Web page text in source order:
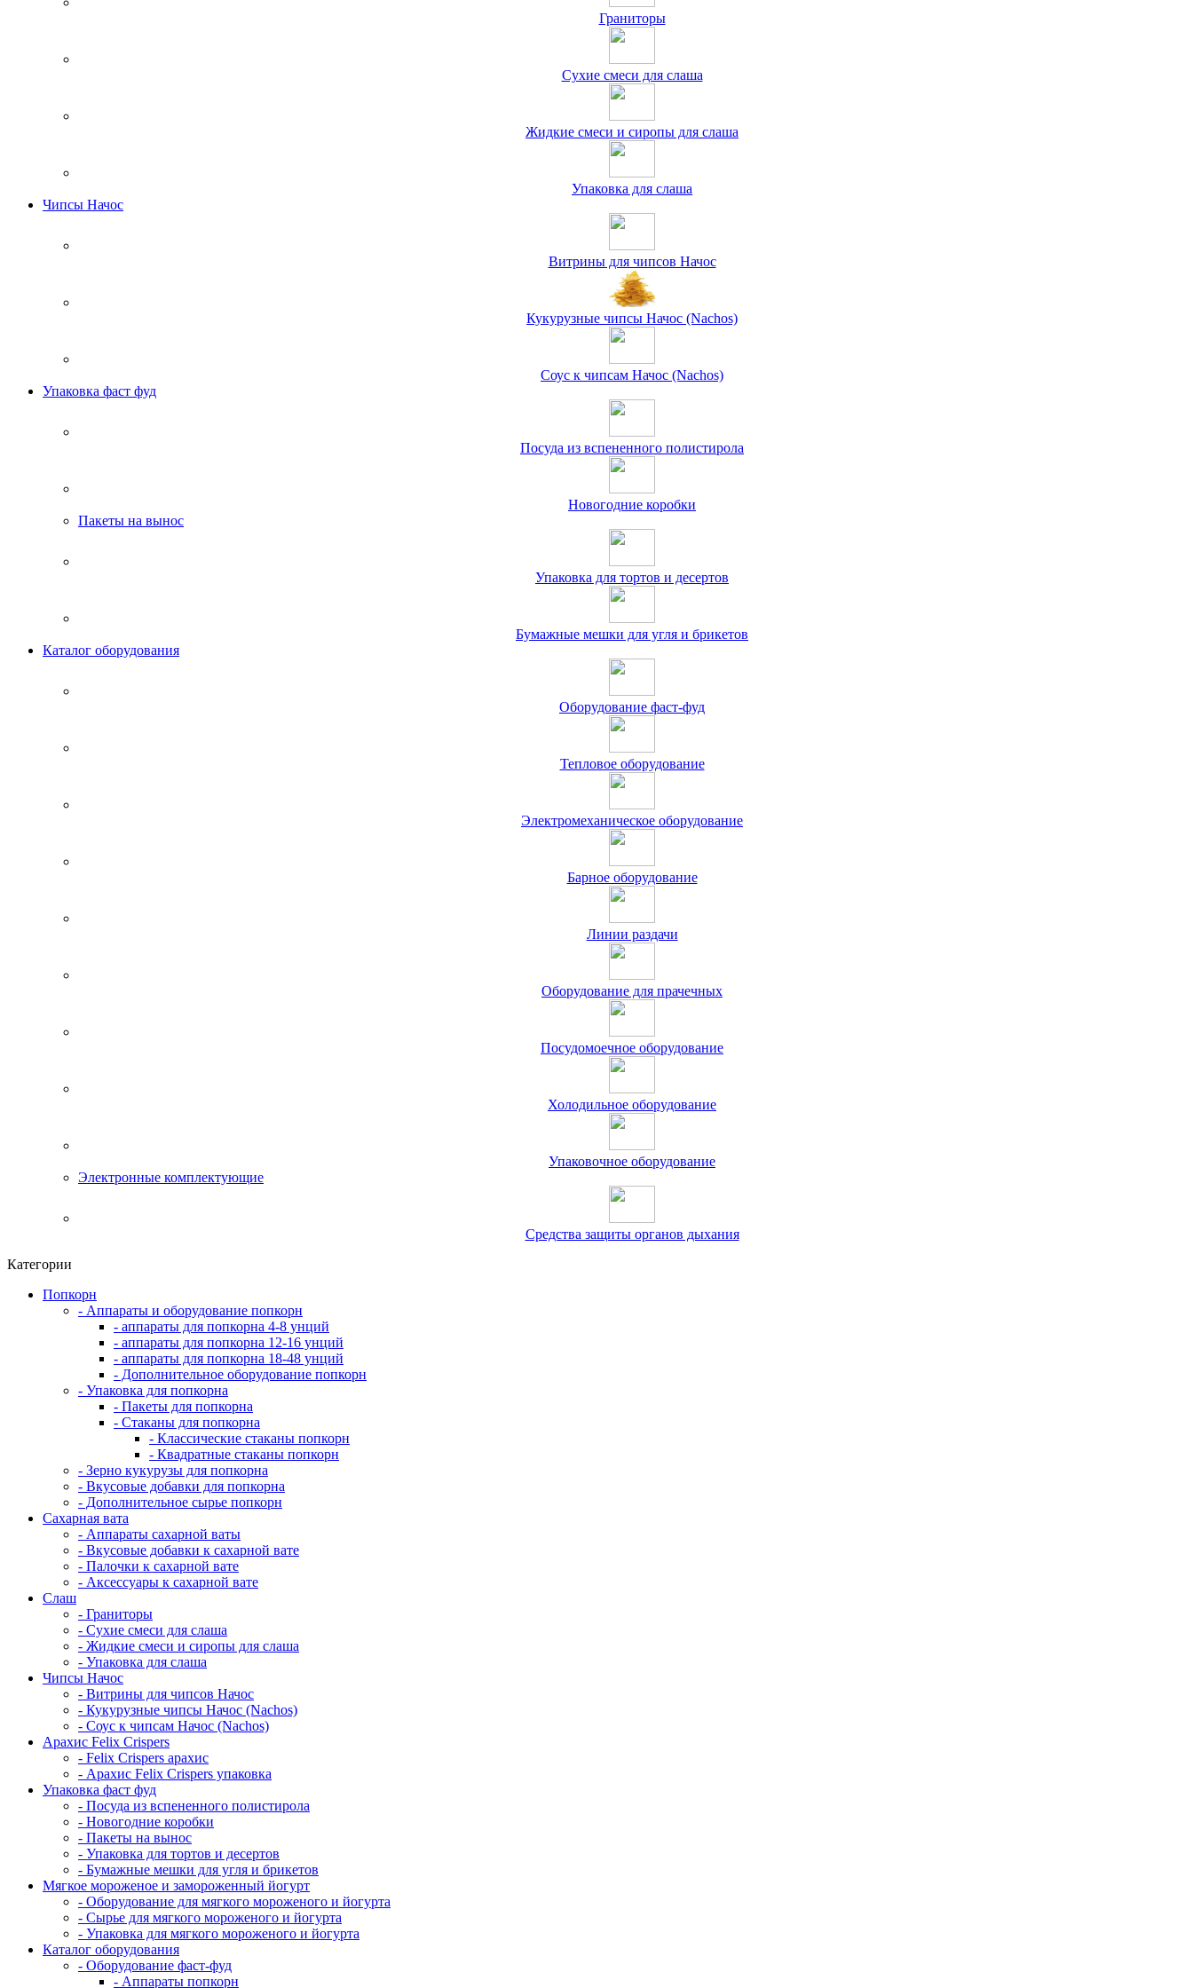
Граниторы
Сухие смеси для слаша
Жидкие смеси и сиропы для слаша
Упаковка для слаша
Чипсы Начос
Витрины для чипсов Начос
Кукурузные чипсы Начос (Nachos)
Соус к чипсам Начос (Nachos)
Упаковка фаст фуд
Посуда из вспененного полистирола
Новогодние коробки
Пакеты на вынос
Упаковка для тортов и десертов
Бумажные мешки для угля и брикетов
Каталог оборудования
Оборудование фаст-фуд
Тепловое оборудование
Электромеханическое оборудование
Барное оборудование
Линии раздачи
Оборудование для прачечных
Посудомоечное оборудование
Холодильное оборудование
Упаковочное оборудование
Электронные комплектующие
Средства защиты органов дыхания
Категории
Попкорн
- Аппараты и оборудование попкорн
- аппараты для попкорна 4-8 унций
- аппараты для попкорна 12-16 унций
- аппараты для попкорна 18-48 унций
- Дополнительное оборудование попкорн
- Упаковка для попкорна
- Пакеты для попкорна
- Стаканы для попкорна
- Классические стаканы попкорн
- Квадратные стаканы попкорн
- Зерно кукурузы для попкорна
- Вкусовые добавки для попкорна
- Дополнительное сырье попкорн
Сахарная вата
- Аппараты сахарной ваты
- Вкусовые добавки к сахарной вате
- Палочки к сахарной вате
- Аксессуары к сахарной вате
Cлаш
- Граниторы
- Сухие смеси для слаша
- Жидкие смеси и сиропы для слаша
- Упаковка для слаша
Чипсы Начос
- Витрины для чипсов Начос
- Кукурузные чипсы Начос (Nachos)
- Соус к чипсам Начос (Nachos)
Арахис Felix Crispers
- Felix Crispers арахис
- Арахис Felix Crispers упаковка
Упаковка фаст фуд
- Посуда из вспененного полистирола
- Новогодние коробки
- Пакеты на вынос
- Упаковка для тортов и десертов
- Бумажные мешки для угля и брикетов
Мягкое мороженое и замороженный йогурт
- Оборудование для мягкого мороженого и йогурта
- Сырье для мягкого мороженого и йогурта
- Упаковка для мягкого мороженого и йогурта
Каталог оборудования
- Оборудование фаст-фуд
- Аппараты попкорн